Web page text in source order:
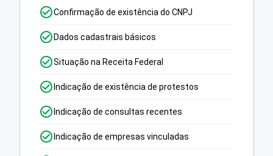
Confirmação de existência do CNPJ
Dados cadastrais básicos
Situação na Receita Federal
Indicação de existência de protestos
Indicação de consultas recentes
Indicação de empresas vinculadas